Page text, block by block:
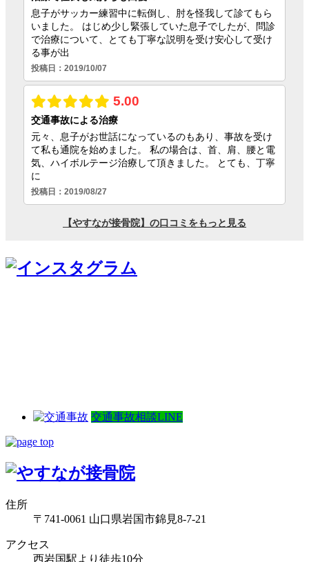
交通事故相談LINE
住所
〒741-0061 山口県岩国市錦見8-7-21
アクセス
西岩国駅より徒歩10分